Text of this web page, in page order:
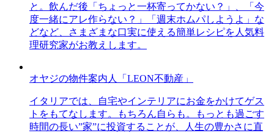
と。飲んだ後「ちょっと一杯寄ってかない？」、「今
度一緒にアレ作らない？」「週末ホムパしようよ」な
どなど、さまざまな口実に使える簡単レシピを人気料
理研究家がお教えします。
オヤジの物件案内人「LEON不動産」
イタリアでは、自宅やインテリアにお金をかけてゲス
トをもてなします。もちろん自らも。もっとも過ごす
時間の長い”家”に投資することが、人生の豊かさに直